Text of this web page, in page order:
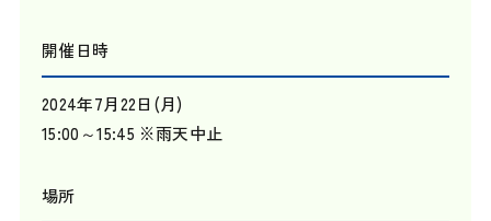
開催日時
2024年7月22日(月)
15:00～15:45 ※雨天中止
場所